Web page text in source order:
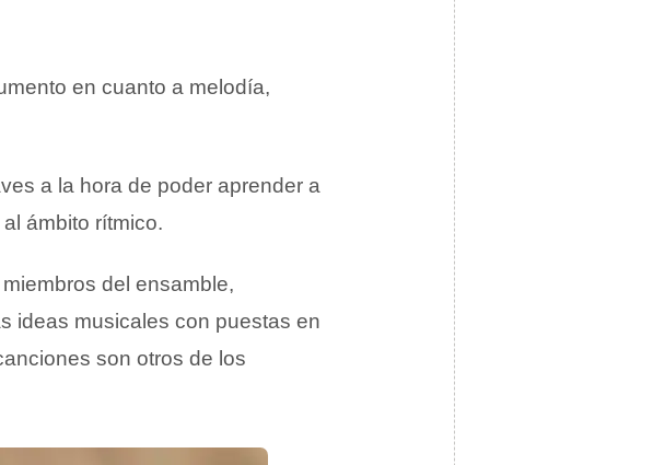
en cuanto a melodía,
a la hora de poder aprender a
ámbito rítmico.
del ensamble,
ideas musicales con puestas en
son otros de los